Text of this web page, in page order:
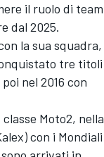
il ruolo di team
dal 2025.
la sua squadra,
tre titoli
nel 2016 con
Moto2, nella
con i Mondiali